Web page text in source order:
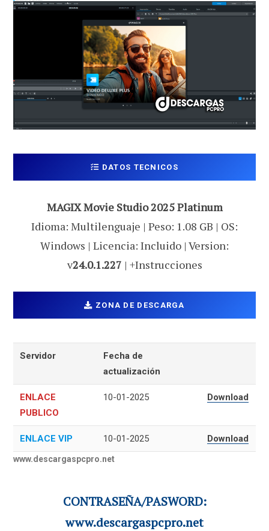
DATOS TECNICOS
MAGIX Movie Studio 2025 Platinum
Idioma: Multilenguaje | Peso: 1.08 GB | OS:
Windows | Licencia: Incluido | Version:
v24.0.1.227 | +Instrucciones
ZONA DE DESCARGA
Servidor
Fecha de
actualización
ENLACE
PUBLICO
10-01-2025 Download
ENLACE VIP 10-01-2025 Download
www.descargaspcpro.net
CONTRASEÑA/PASWORD:
www.descargaspcpro.net